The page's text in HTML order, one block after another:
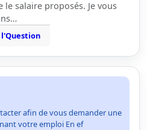
salaire proposés. Je vous
afin de vous demander une
votre emploi En ef